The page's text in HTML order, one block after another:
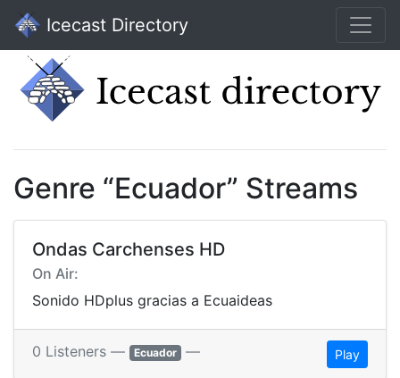
Icecast Directory
Genre “Ecuador” Streams
Ondas Carchenses HD
On Air:
Sonido HDplus gracias a Ecuaideas
0 Listeners — Ecuador — Play